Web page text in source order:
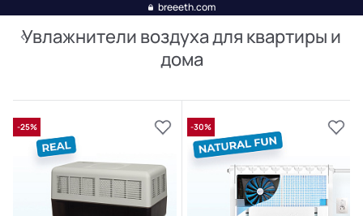
breeeth.com
Увлажнители воздуха для квартиры и
дома
-25% -30%